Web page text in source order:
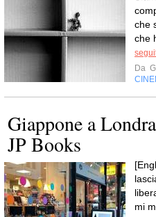
che
che
Da
Giappone a
JP Books
mi